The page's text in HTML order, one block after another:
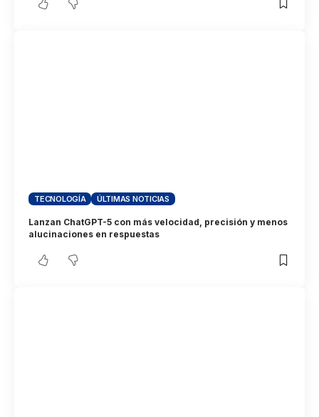
TECNOLOGÍA ÚLTIMAS NOTICIAS
Lanzan ChatGPT-5 con más velocidad, precisión y menos
alucinaciones en respuestas